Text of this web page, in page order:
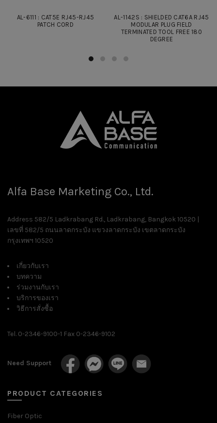
AL-6111 : CAT5E RJ45-RJ45
PATCH CORD
AL-1142S : SHIELDED CAT6A RJ45
MODULAR PLUG FIELD
TERMINATED TOOL FREE 180
DEGREE
Alfa Base Marketing Co., Ltd.
Address 582/5 Ladkrabang Rd., Ladkrabang, Bangkok 10520 |
เลขที่ 582/5 ถนนลาดกระบัง แขวงลาดกระบัง เขตลาดกระบัง
กรุงเทพฯ 10520
เกี่ยวกับเรา
บทความ
ร่วมงานกับเรา
บริการของเรา
วิธีการสั่งซื้อ
Tel. 0-2346-9100-1 Fax 0-2346-9102
Need Support
PRODUCT CATEGORIES
Fiber Optic